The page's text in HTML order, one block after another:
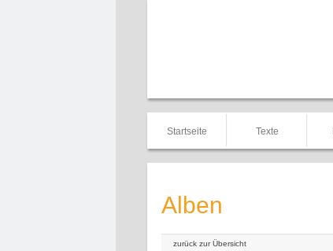
Startseite Texte
Alben
zurück zur Übersicht